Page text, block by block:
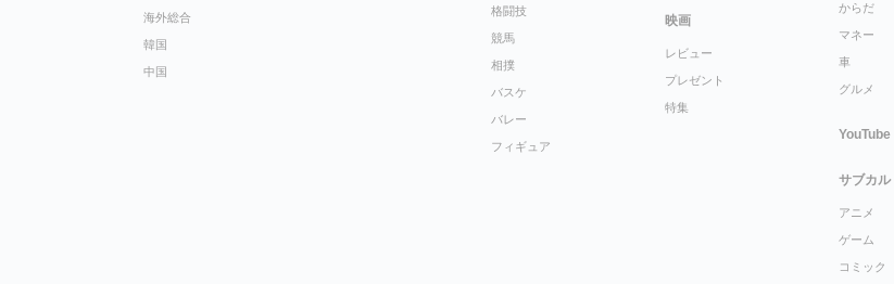
海外総合
韓国
中国
格闘技
競馬
相撲
バスケ
バレー
フィギュア
映画
レビュー
プレゼント
特集
からだ
マネー
車
グルメ
YouTube
サブカル
アニメ
ゲーム
コミック